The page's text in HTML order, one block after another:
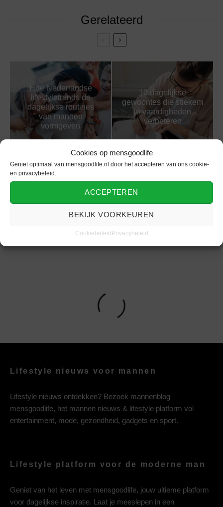
Cookies op mensgoodlife
Geniet optimaal van mensgoodlife.nl door het accepteren van ons cookie-
en privacybeleid.
ACCEPTEREN
BEKIJK VOORKEUREN
CookiebeleidPrivacybeleid
Gerelateerd
Hoe Nederlandse
lifestyletrends de
dagelijkse routines
van mannen
vormgeven
10 dagelijkse
gewoontes die stiekem
je vaardigheden
verbeteren
Carrière maken in
Wat succesvolle
Lifestyle nieuws voor mannen
Lifestyle nieuws ontdekken? Bezoek mannenblog
mensgoodlife, het mannen nieuws & lifestyle platform vol
entertainment, mode, gezondheid, gadgets en sport.
Lifestyle platform voor de moderne man
Geniet van het leven met mensgoodlife, jouw ultieme platform
voor dagelijkse inspiratie. Laat je meeslepen in een